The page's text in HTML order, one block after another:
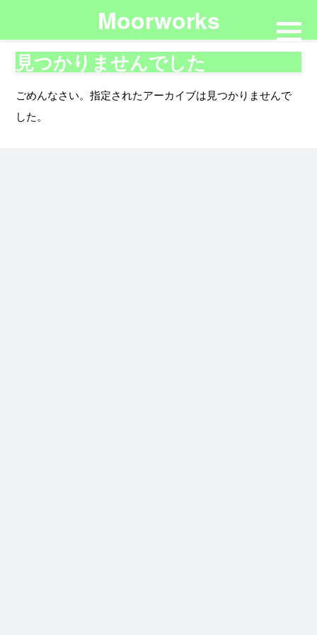
Moorworks
見つかりませんでした
ごめんなさい。指定されたアーカイブは見つかりませんで
した。